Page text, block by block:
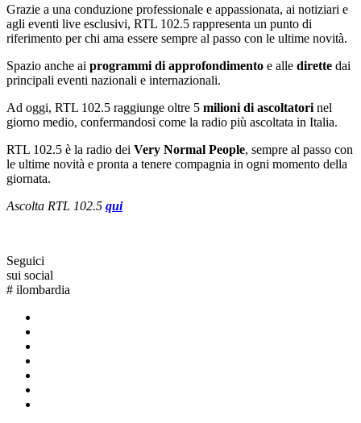
Grazie a una conduzione professionale e appassionata, ai notiziari e
agli eventi live esclusivi, RTL 102.5 rappresenta un punto di
riferimento per chi ama essere sempre al passo con le ultime novità.
Spazio anche ai programmi di approfondimento e alle dirette dai
principali eventi nazionali e internazionali.
Ad oggi, RTL 102.5 raggiunge oltre 5 milioni di ascoltatori nel
giorno medio, confermandosi come la radio più ascoltata in Italia.
RTL 102.5 è la radio dei Very Normal People, sempre al passo con
le ultime novità e pronta a tenere compagnia in ogni momento della
giornata.
Ascolta RTL 102.5 qui
Seguici
sui social
# ilombardia